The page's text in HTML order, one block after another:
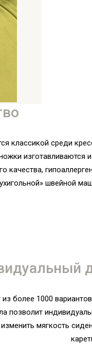
классикой среди
изготавливаются
качества,
швейной
более 1000
позволит
мягкость